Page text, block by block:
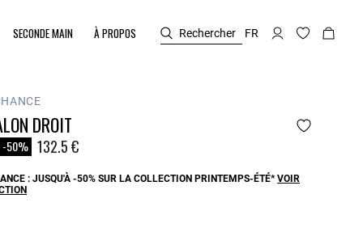
SECONDE MAIN À PROPOS Rechercher FR
DROIT
à partir de
-50% 132.5 €
: JUSQU'À -50% SUR LA COLLECTION PRINTEMPS-ÉTÉ*VOIR